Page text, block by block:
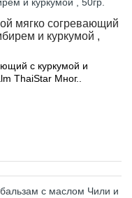
мягко согревающий
и куркумой ,
с куркумой и
ThaiStar Мног..